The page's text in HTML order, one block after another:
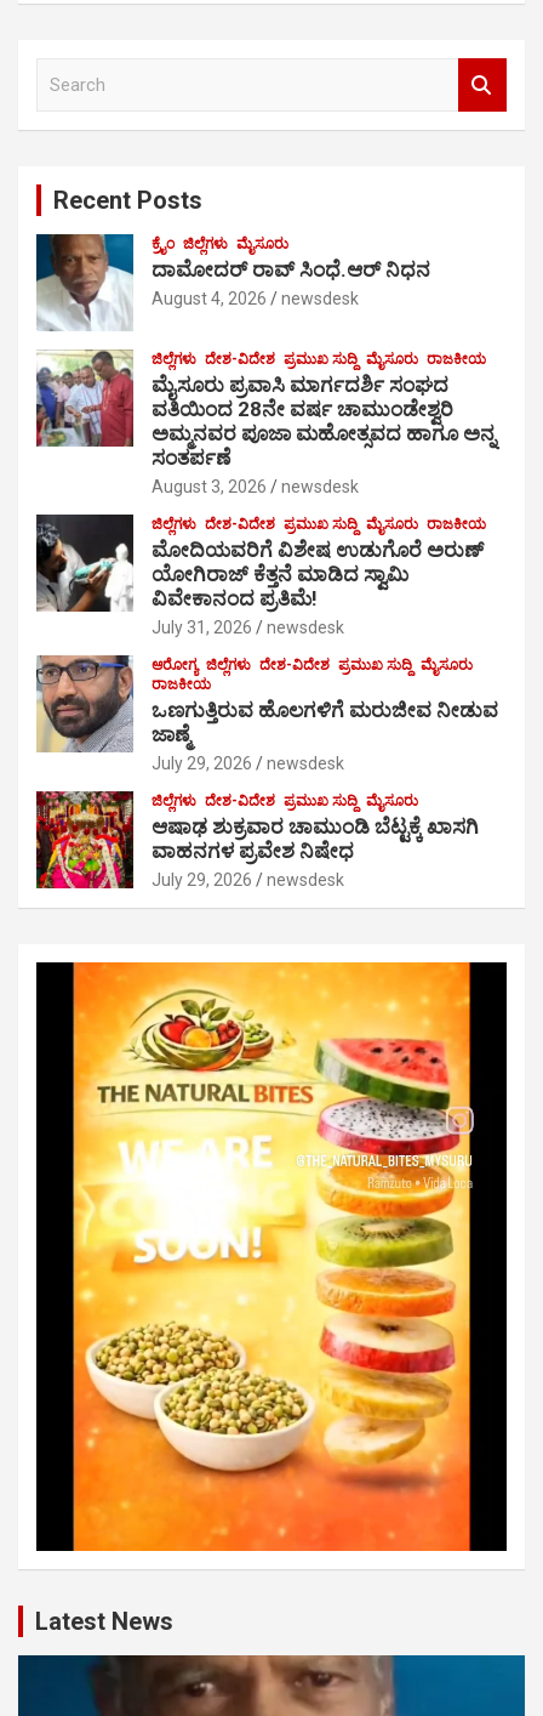
Recent Posts
ಕ್ರೈಂ ಜಿಲ್ಲೆಗಳು ಮೈಸೂರು
ದಾಮೋದರ್ ರಾವ್ ಸಿಂಧೆ.ಆರ್ ನಿಧನ
August 4, 2026 newsdesk
ಜಿಲ್ಲೆಗಳು ದೇಶ-ವಿದೇಶ ಪ್ರಮುಖ ಸುದ್ದಿ ಮೈಸೂರು ರಾಜಕೀಯ
ಮೈಸೂರು ಪ್ರವಾಸಿ ಮಾರ್ಗದರ್ಶಿ ಸಂಘದ
ವತಿಯಿಂದ 28ನೇ ವರ್ಷ ಚಾಮುಂಡೇಶ್ವರಿ
ಅಮ್ಮನವರ ಪೂಜಾ ಮಹೋತ್ಸವದ ಹಾಗೂ ಅನ್ನ
ಸಂತರ್ಪಣೆ
August 3, 2026 newsdesk
ಜಿಲ್ಲೆಗಳು ದೇಶ-ವಿದೇಶ ಪ್ರಮುಖ ಸುದ್ದಿ ಮೈಸೂರು ರಾಜಕೀಯ
ಮೋದಿಯವರಿಗೆ ವಿಶೇಷ ಉಡುಗೊರೆ ಅರುಣ್
ಯೋಗಿರಾಜ್ ಕೆತ್ತನೆ ಮಾಡಿದ ಸ್ವಾಮಿ
ವಿವೇಕಾನಂದ ಪ್ರತಿಮೆ!
July 31, 2026 newsdesk
ಆರೋಗ್ಯ ಜಿಲ್ಲೆಗಳು ದೇಶ-ವಿದೇಶ ಪ್ರಮುಖ ಸುದ್ದಿ ಮೈಸೂರು
ರಾಜಕೀಯ
ಒಣಗುತ್ತಿರುವ ಹೊಲಗಳಿಗೆ ಮರುಜೀವ ನೀಡುವ
ಜಾಣ್ಮೆ
July 29, 2026 newsdesk
ಜಿಲ್ಲೆಗಳು ದೇಶ-ವಿದೇಶ ಪ್ರಮುಖ ಸುದ್ದಿ ಮೈಸೂರು
ಆಷಾಢ ಶುಕ್ರವಾರ ಚಾಮುಂಡಿ ಬೆಟ್ಟಕ್ಕೆ ಖಾಸಗಿ
ವಾಹನಗಳ ಪ್ರವೇಶ ನಿಷೇಧ
July 29, 2026 newsdesk
Latest News